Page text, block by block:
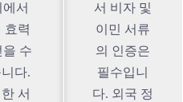
서
효력
을 수
다.
서
서 비자 및
이민 서류
의 인증은
필수입니
다. 외국 정